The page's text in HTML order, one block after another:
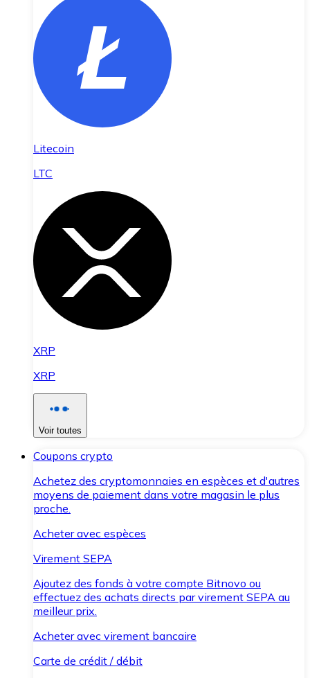
Litecoin
LTC
XRP
XRP
Voir toutes
Coupons crypto
Achetez des cryptomonnaies en espèces et d'autres
moyens de paiement dans votre magasin le plus
proche.
Acheter avec espèces
Virement SEPA
Ajoutez des fonds à votre compte Bitnovo ou
effectuez des achats directs par virement SEPA au
meilleur prix.
Acheter avec virement bancaire
Carte de crédit / débit